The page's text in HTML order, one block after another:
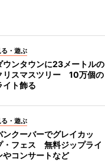
る・遊ぶ
ウンタウンに23メートルの
リスマスツリー 10万個の
イト飾る
る・遊ぶ
ンクーバーでグレイカッ
・フェス 無料ジップライ
やコンサートなど